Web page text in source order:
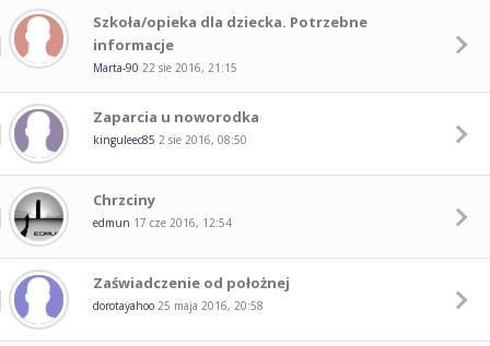
Szkoła/opieka dla dziecka. Potrzebne
informacje
Marta-90 22 sie 2016, 21:15
Zaparcia u noworodka
kinguleec85 2 sie 2016, 08:50
Chrzciny
edmun 17 cze 2016, 12:54
Zaświadczenie od położnej
dorotayahoo 25 maja 2016, 20:58